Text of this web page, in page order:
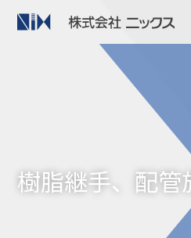
プラスチックファ
ケーブルマーカー
防虫忌避製品
樹脂継手、配管